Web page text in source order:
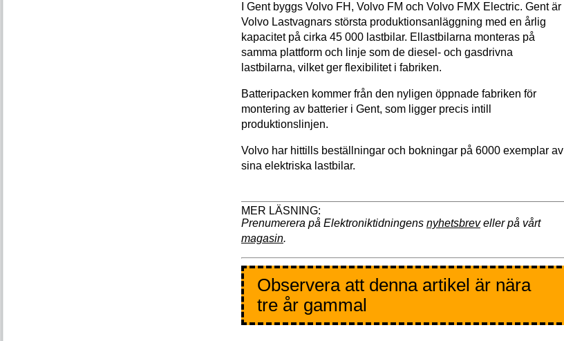
I Gent byggs Volvo FH, Volvo FM och Volvo FMX Electric. Gent är
Volvo Lastvagnars största produktionsanläggning med en årlig
kapacitet på cirka 45 000 lastbilar. Ellastbilarna monteras på
samma plattform och linje som de diesel- och gasdrivna
lastbilarna, vilket ger flexibilitet i fabriken.
Batteripacken kommer från den nyligen öppnade fabriken för
montering av batterier i Gent, som ligger precis intill
produktionslinjen.
Volvo har hittills beställningar och bokningar på 6000 exemplar av
sina elektriska lastbilar.
Prenumerera på Elektroniktidningens nyhetsbreveller på vårt
magasin.
Observera att denna artikel är nära
tre år gammal